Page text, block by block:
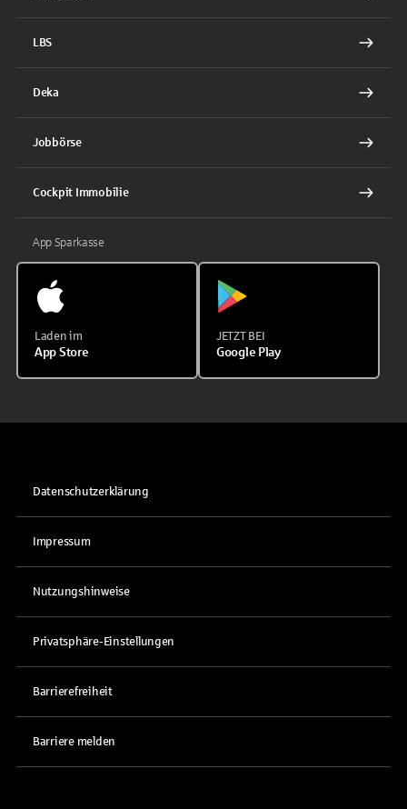
LBS
Deka
Jobbörse
Cockpit Immobilie
App Sparkasse
Laden im
App Store
JETZT BEI
Google Play
Datenschutzerklärung
Impressum
Nutzungshinweise
Privatsphäre-Einstellungen
Barrierefreiheit
Barriere melden